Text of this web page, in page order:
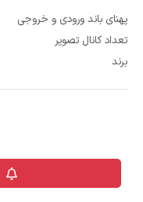
پهنای باند ورودی و خروجی
تعداد کانال تصویر
برند